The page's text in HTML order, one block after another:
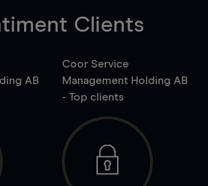
Clients
AB
Coor Service
Management Holding AB
- Top clients